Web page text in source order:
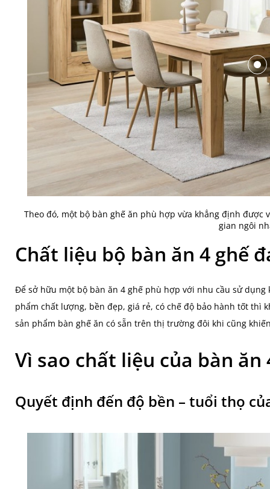
Theo đó, một bộ bàn ghế ăn phù hợp vừa khẳng định được
gian ngôi
Chất liệu bộ bàn ăn 4 ghế
Để sở hữu một bộ bàn ăn 4 ghế phù hợp với nhu cầu sử
phẩm chất lượng, bền đẹp, giá rẻ, có chế độ bảo hành tốt thì
sản phẩm bàn ghế ăn có sẵn trên thị trường đôi khi cũng
Vì sao chất liệu của bàn
Quyết định đến độ bền – tuổi thọ